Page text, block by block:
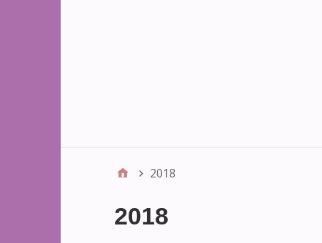
2018
2018